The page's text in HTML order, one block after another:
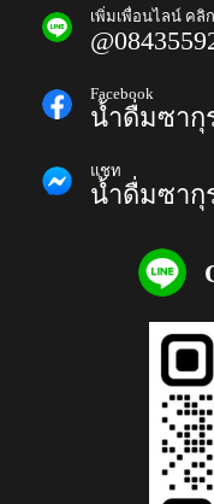
เพิ่มเพื่อนไลน์ คลิก
Facebook
น้ำดื่มซากุ
แชท
น้ำดื่มซากุ